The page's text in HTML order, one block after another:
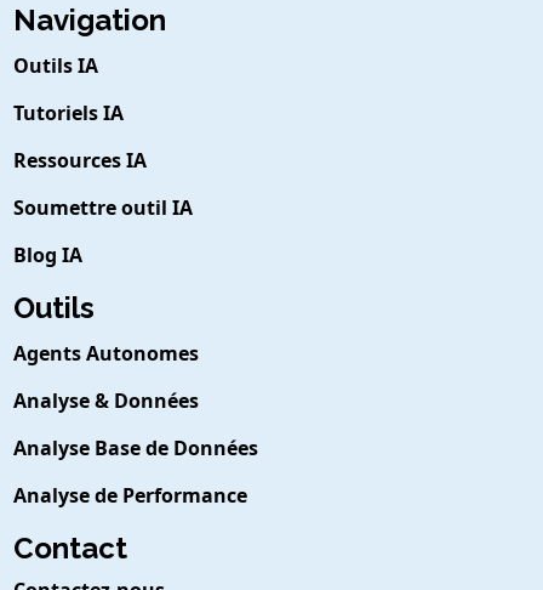
Navigation
Outils IA
Tutoriels IA
Ressources IA
Soumettre outil IA
Blog IA
Outils
Agents Autonomes
Analyse & Données
Analyse Base de Données
Analyse de Performance
Contact